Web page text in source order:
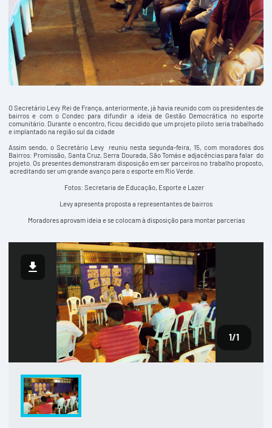
O Secretário Levy Rei de França, anteriormente, já havia reunido com os presidentes de
bairros e com o Condec para difundir a ideia de Gestão Democrática no esporte
comunitário. Durante o encontro, ficou decidido que um projeto piloto seria trabalhado
e implantado na região sul da cidade
Assim sendo, o Secretário Levy reuniu nesta segunda-feira, 15, com moradores dos
Bairros: Promissão, Santa Cruz, Serra Dourada, São Tomás e adjacências para falar do
projeto. Os presentes demonstraram disposição em ser parceiros no trabalho proposto,
acreditando ser um grande avanço para o esporte em Rio Verde.
Fotos: Secretaria de Educação, Esporte e Lazer
Levy apresenta proposta a representantes de bairros
Moradores aprovam ideia e se colocam à disposição para montar parcerias
1/1